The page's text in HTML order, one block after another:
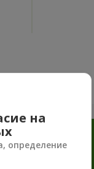
на
определение